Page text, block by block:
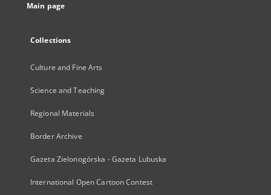
Main page
Collections
Culture and Fine Arts
Science and Teaching
Regional Materials
Border Archive
Gazeta Zielonogórska - Gazeta Lubuska
International Open Cartoon Contest